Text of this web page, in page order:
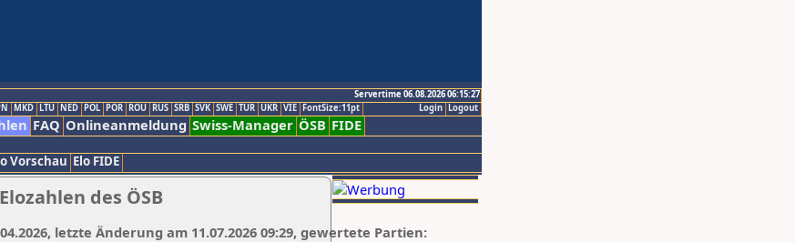
Servertime 06.08.2026 06:15:27
Logout
Login
MKD LTU NED POL POR ROU RUS SRB SVK SWE TUR UKR VIE FontSize:11pt
FAQ Onlineanmeldung Swiss-Manager ÖSB FIDE
Vorschau Elo FIDE
des ÖSB
letzte Änderung am 11.07.2026 09:29, gewertete Partien: